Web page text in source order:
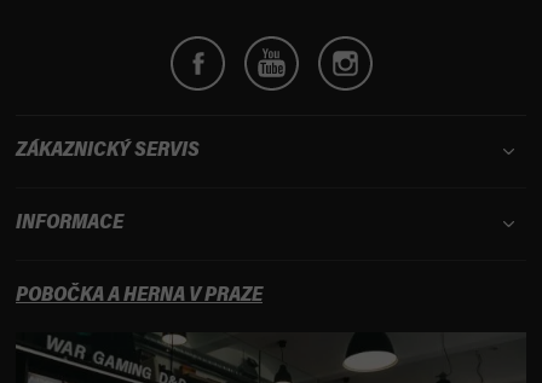
ZÁKAZNICKÝ SERVIS
INFORMACE
POBOČKA A HERNA V PRAZE